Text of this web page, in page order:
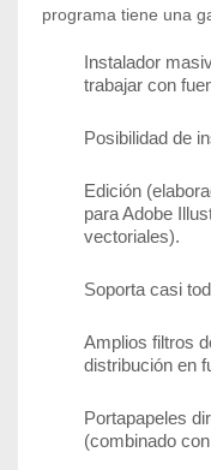
programa tiene una
Instalador
trabajar con
Posibilidad de
Edición
para Adobe
vectoriales).
Soporta casi
Amplios filtros
distribución en
Portapapeles
(combinado